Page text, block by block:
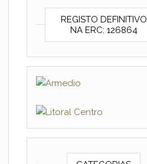
REGISTO DEFINITIVO
NA ERC: 126864